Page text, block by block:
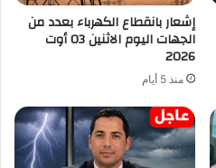
إشعار بانقطاع الكهرباء بعدد من
الجهات اليوم الاثنين 03 أوت
2026
منذ 5 أيام